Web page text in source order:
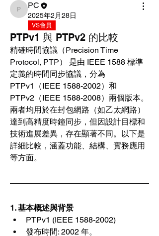
PC
PC
2025年2月28日
VS會員
PTPv1 與 PTPv2 的比較
精確時間協議（Precision Time
Protocol, PTP）
是由 IEEE 1588 標準
定義的時間同步協議，分為
PTPv1（IEEE 1588-2002）和
PTPv2（IEEE 1588-2008）兩個版本。
兩者均用於在封包網路（如乙太網路）
達到高精度時鐘同步，但因設計目標和
技術進展差異，存在顯著不同。以下是
詳細比較，涵蓋功能、結構、實務應用
等方面。
1. 基本概述與背景
PTPv1 (IEEE 1588-2002)
發布時間: 2002 年。